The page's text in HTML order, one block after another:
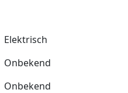
Elektrisch
Onbekend
Onbekend